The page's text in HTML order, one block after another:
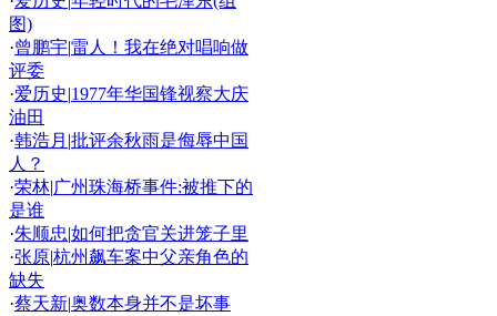
图)
·曾鹏宇|雷人！我在绝对唱响做
评委
·爱历史|1977年华国锋视察大庆
油田
·韩浩月 |批评余秋雨是侮辱中国
人？
·荣林|广州珠海桥事件:被推下的
是谁
·朱顺忠|如何把贪官关进笼子里
·张原|杭州飙车案中父亲角色的
缺失
·蔡天新|奥数本身并不是坏事